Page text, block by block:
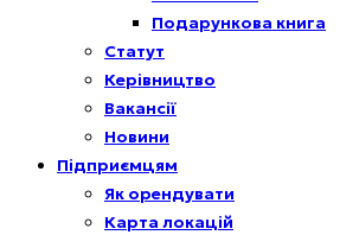
Подарункова книга
Статут
Керівництво
Вакансії
Новини
Підприємцям
Як орендувати
Карта локацій